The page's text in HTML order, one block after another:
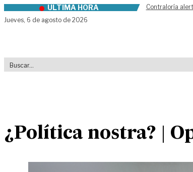
Skip to contentÚLTIMA HORA
Contraloría
Jueves, 6 de agosto de 2026
¿Política nostra? |